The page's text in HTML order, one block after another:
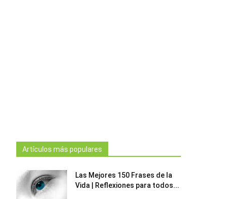
Artículos más populares
Las Mejores 150 Frases de la
Vida | Reflexiones para todos...